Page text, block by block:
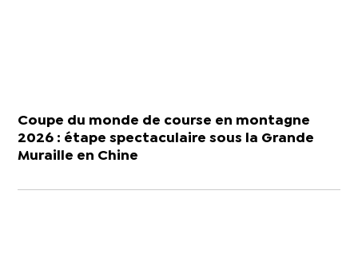
Coupe du monde de course en montagne
2026 : étape spectaculaire sous la Grande
Muraille en Chine